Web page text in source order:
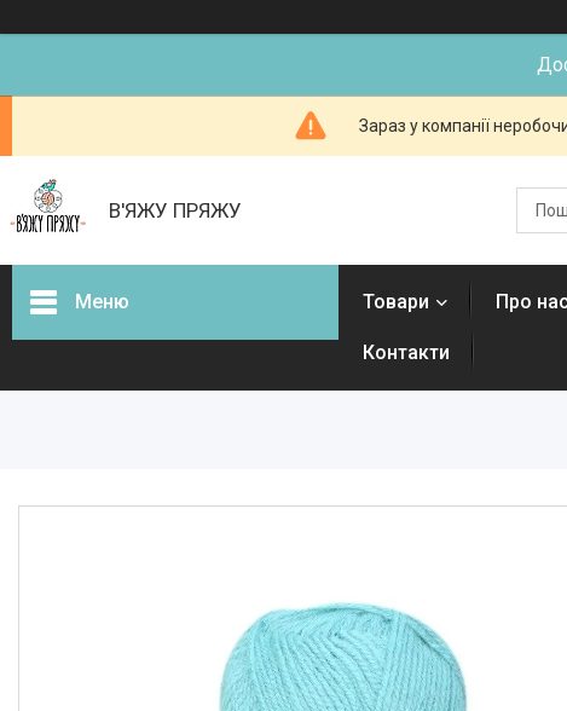
Зараз у компанії
В'ЯЖУ ПРЯЖУ
Меню Товари Про
Контакти